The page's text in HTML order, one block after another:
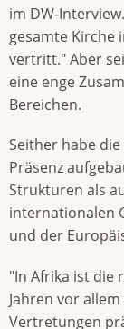
im DW-
gesamte Kirche
vertritt." Aber
eine enge
Bereichen.
Seither habe
Präsenz
Strukturen als
internationalen
und der
"In Afrika ist die
Jahren vor
Vertretungen